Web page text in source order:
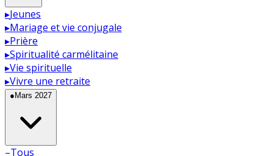
▸Jeunes
▸Mariage et vie conjugale
▸Prière
▸Spiritualité carmélitaine
▸Vie spirituelle
▸Vivre une retraite
● Mars 2027
–Tous